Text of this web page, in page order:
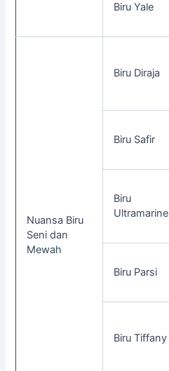
Biru Yale
Nuansa Biru
Seni dan
Mewah
Biru Diraja
Biru Safir
Biru
Ultramarine
Biru Parsi
Biru Tiffany